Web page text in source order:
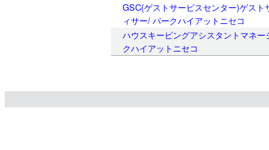
GSC(ゲストサービスセンター)ゲスト
ィサー/ パークハイアットニセコ
ハウスキーピングアシスタントマネー
クハイアットニセコ